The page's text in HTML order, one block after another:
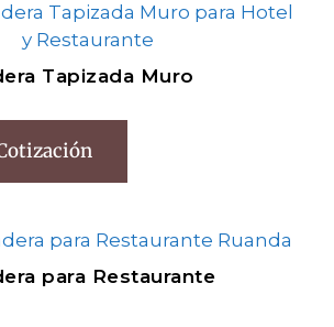
Tapizada Muro
para Restaurante